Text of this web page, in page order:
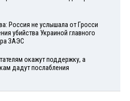
Россия не услышала от Гросси
убийства Украиной главного
ЗАЭС
окажут поддержку, а
дадут послабления